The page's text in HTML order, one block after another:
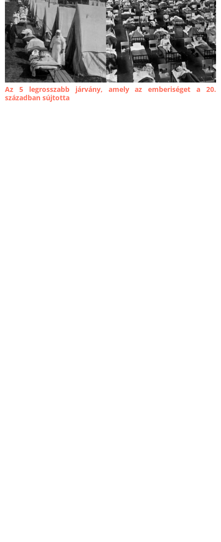
Az 5 legrosszabb járvány, amely az emberiséget a 20.
században sújtotta